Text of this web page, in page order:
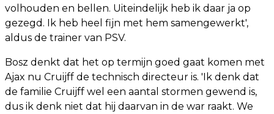
volhouden en bellen. Uiteindelijk heb ik daar ja op
gezegd. Ik heb heel fijn met hem samengewerkt',
aldus de trainer van PSV.
Bosz denkt dat het op termijn goed gaat komen met
Ajax nu Cruijff de technisch directeur is. 'Ik denk dat
de familie Cruijff wel een aantal stormen gewend is,
dus ik denk niet dat hij daarvan in de war raakt. We